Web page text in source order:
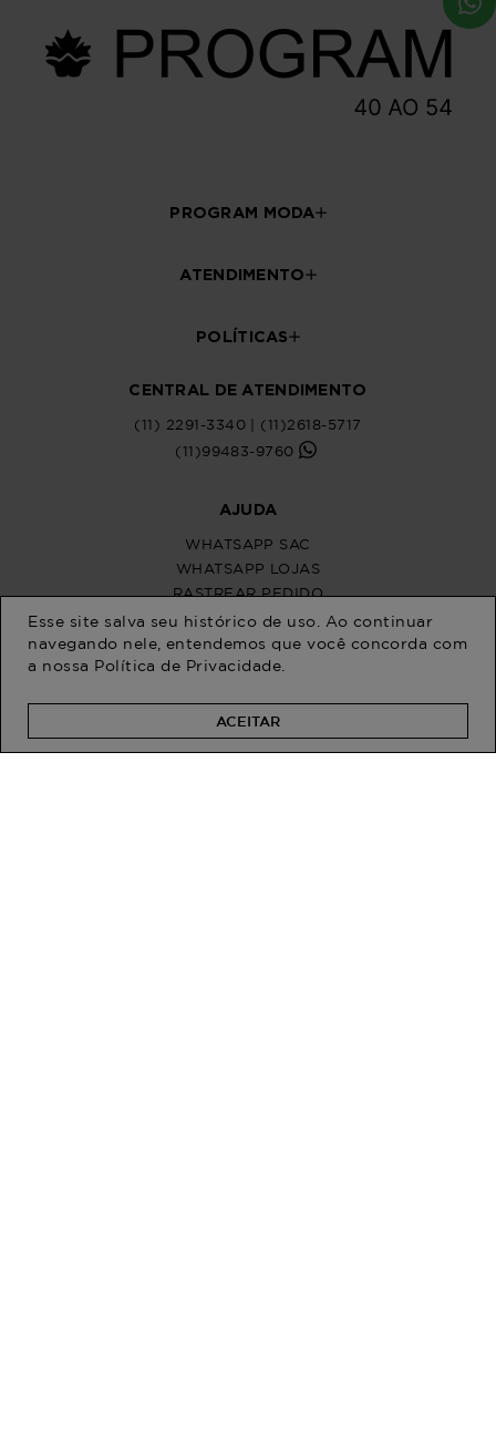
Esse site salva seu histórico de uso. Ao continuar
navegando nele, entendemos que você concorda com
a nossa Política de Privacidade
ACEITAR